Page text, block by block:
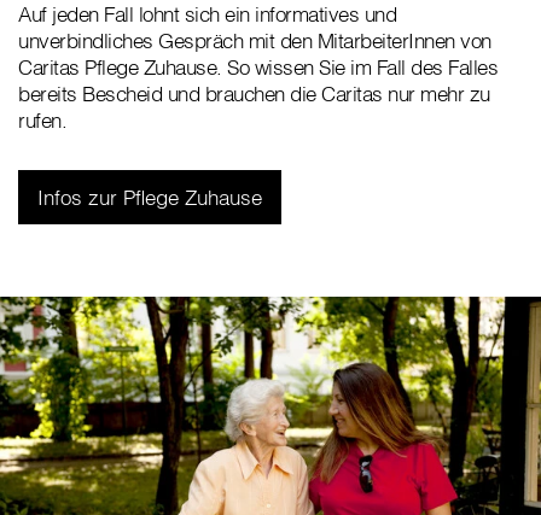
Auf jeden Fall lohnt sich ein informatives und
unverbindliches Gespräch mit den MitarbeiterInnen von
Caritas Pflege Zuhause. So wissen Sie im Fall des Falles
bereits Bescheid und brauchen die Caritas nur mehr zu
rufen.
Infos zur Pflege Zuhause